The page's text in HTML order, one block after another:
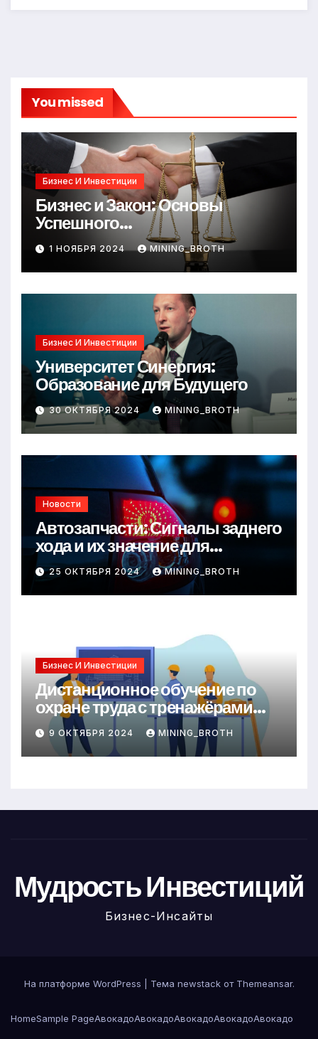
You missed
Бизнес И Инвестиции
Бизнес и Закон: Основы
Успешного
Предпринимательства
1 НОЯБРЯ 2024 MINING_BROTH
Бизнес И Инвестиции
Университет Синергия:
Образование для Будущего
30 ОКТЯБРЯ 2024 MINING_BROTH
Новости
Автозапчасти: Сигналы заднего
хода и их значение для
безопасности на дороге
25 ОКТЯБРЯ 2024 MINING_BROTH
Бизнес И Инвестиции
Дистанционное обучение по
охране труда с тренажёрами
онлайн
9 ОКТЯБРЯ 2024 MINING_BROTH
Мудрость Инвестиций
Бизнес-Инсайты
На платформе WordPress Тема newstack от Themeansar.
HomeSample PageАвокадоАвокадоАвокадоАвокадоАвокадо